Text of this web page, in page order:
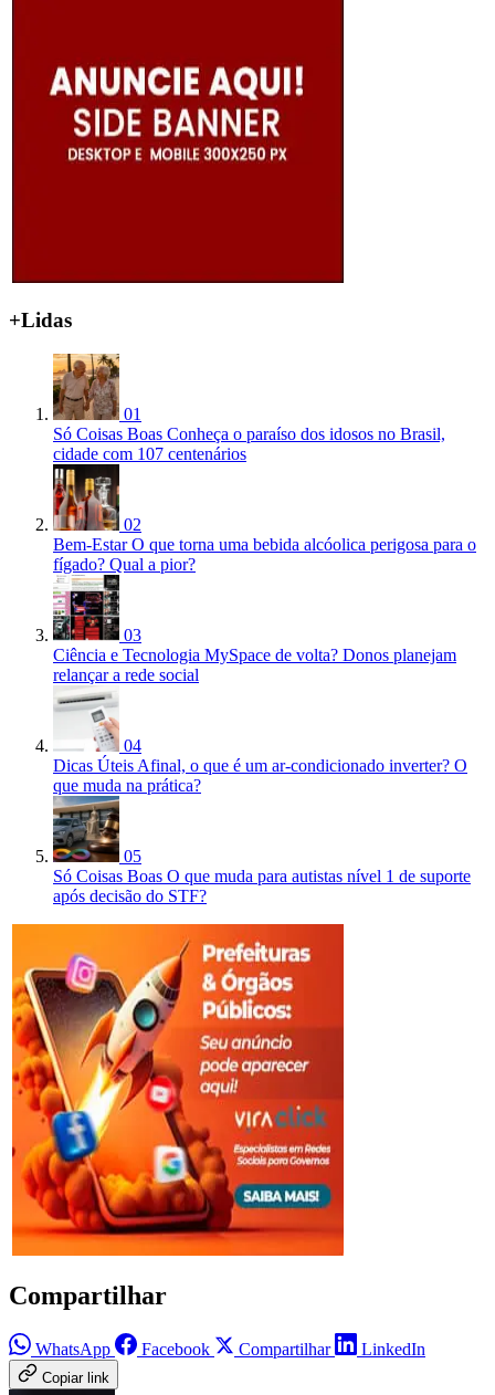
+Lidas
01
Só Coisas Boas Conheça o paraíso dos idosos no Brasil,
cidade com 107 centenários
02
Bem-Estar O que torna uma bebida alcóolica perigosa para o
fígado? Qual a pior?
03
Ciência e Tecnologia MySpace de volta? Donos planejam
relançar a rede social
04
Dicas Úteis Afinal, o que é um ar-condicionado inverter? O
que muda na prática?
05
Só Coisas Boas O que muda para autistas nível 1 de suporte
após decisão do STF?
Compartilhar
WhatsApp Facebook Compartilhar LinkedIn
Copiar link